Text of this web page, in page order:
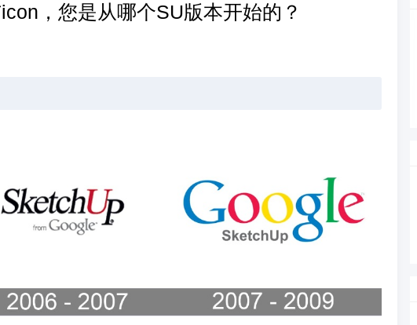
，您是从哪个SU版本开始的？